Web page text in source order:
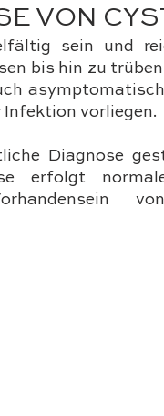
VON
sein und
bis hin zu
vorliegen.
Diagnose
erfolgt